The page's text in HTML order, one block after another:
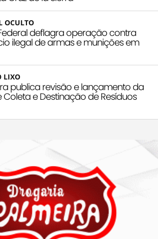
OCULTO
deflagra operação contra
ilegal de armas e munições em
LIXO
publica revisão e lançamento da
Coleta e Destinação de Resíduos